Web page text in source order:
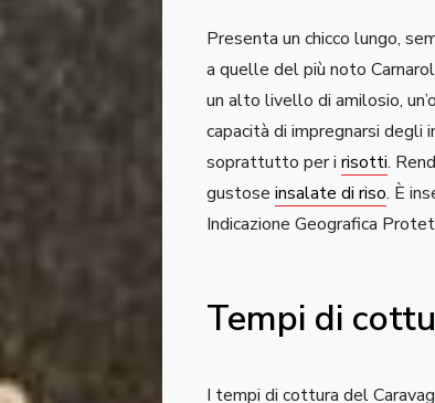
Presenta un chicco lungo,
a quelle del più noto
un alto livello di amilosio,
capacità di impregnarsi
soprattutto per i risotti.
gustose insalate di riso. È
Indicazione Geografica
Tempi di
I tempi di cottura del